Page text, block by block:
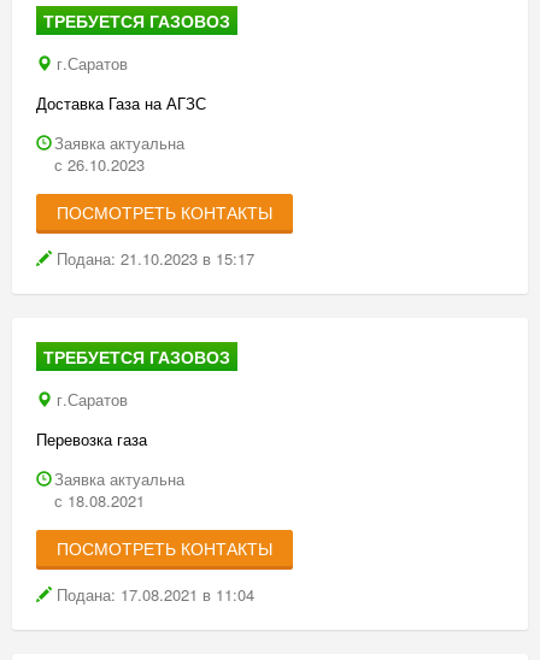
ТРЕБУЕТСЯ ГАЗОВОЗ
г.Саратов
Доставка Газа на АГЗС
Заявка актуальна
с 26.10.2023
ПОСМОТРЕТЬ КОНТАКТЫ
Подана: 21.10.2023 в 15:17
ТРЕБУЕТСЯ ГАЗОВОЗ
г.Саратов
Перевозка газа
Заявка актуальна
с 18.08.2021
ПОСМОТРЕТЬ КОНТАКТЫ
Подана: 17.08.2021 в 11:04